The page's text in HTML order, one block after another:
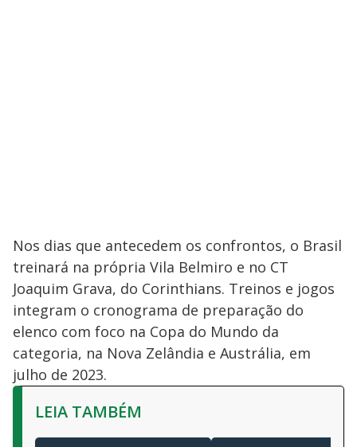
Nos dias que antecedem os confrontos, o Brasil
treinará na própria Vila Belmiro e no CT
Joaquim Grava, do Corinthians. Treinos e jogos
integram o cronograma de preparação do
elenco com foco na Copa do Mundo da
categoria, na Nova Zelândia e Austrália, em
julho de 2023.
LEIA TAMBÉM